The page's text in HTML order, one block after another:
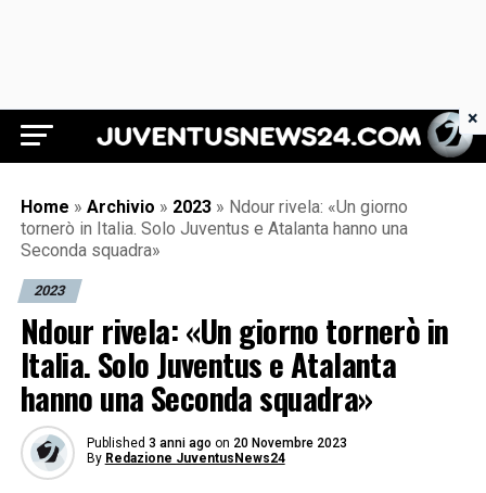
Juventus News 24
Home » Archivio » 2023 » Ndour rivela: «Un giorno
tornerò in Italia. Solo Juventus e Atalanta hanno una
Seconda squadra»
2023
Ndour rivela: «Un giorno tornerò in
Italia. Solo Juventus e Atalanta
hanno una Seconda squadra»
Published 3 anni ago on 20 Novembre 2023
By Redazione JuventusNews24
×